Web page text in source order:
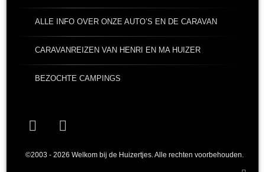
ALLE INFO OVER ONZE AUTO’S EN DE CARAVAN
CARAVANREIZEN VAN HENRI EN MA HUIZER
BEZOCHTE CAMPINGS
FacebookYouTube
©2003 - 2026 Welkom bij de Huizertjes. Alle rechten voorbehouden.